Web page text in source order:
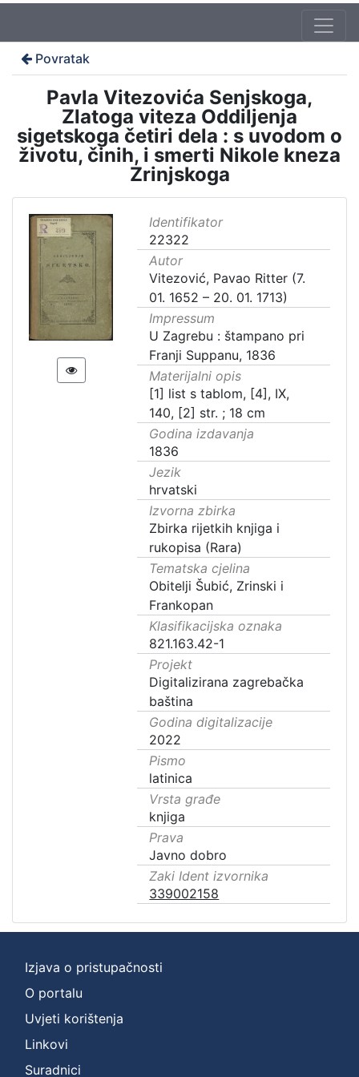
Povratak
Pavla Vitezovića Senjskoga,
Zlatoga viteza Oddiljenja
sigetskoga četiri dela : s uvodom o
životu, činih, i smerti Nikole kneza
Zrinjskoga
Identifikator
22322
Autor
Vitezović, Pavao Ritter (7.
01. 1652 – 20. 01. 1713)
Impressum
U Zagrebu : štampano pri
Franji Suppanu, 1836
Materijalni opis
[1] list s tablom, [4], IX,
140, [2] str. ; 18 cm
Godina izdavanja
1836
Jezik
hrvatski
Izvorna zbirka
Zbirka rijetkih knjiga i
rukopisa (Rara)
Tematska cjelina
Obitelji Šubić, Zrinski i
Frankopan
Klasifikacijska oznaka
821.163.42-1
Projekt
Digitalizirana zagrebačka
baština
Godina digitalizacije
2022
Pismo
latinica
Vrsta građe
knjiga
Prava
Javno dobro
Zaki Ident izvornika
339002158
Izjava o pristupačnosti
O portalu
Uvjeti korištenja
Linkovi
Suradnici